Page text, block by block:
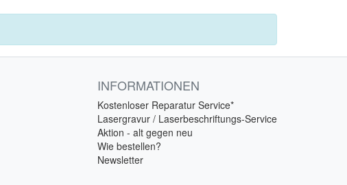
INFORMATIONEN
Kostenloser Reparatur Service*
Lasergravur / Laserbeschriftungs-Service
Aktion - alt gegen neu
Wie bestellen?
Newsletter